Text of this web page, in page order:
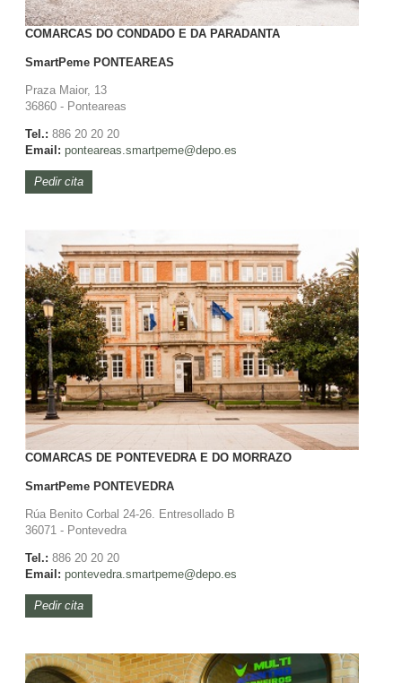
COMARCAS DO CONDADO E DA PARADANTA
SmartPemePONTEAREAS
Praza Maior, 13
36860 - Ponteareas
Tel.: 886 20 20 20
Email: ponteareas.smartpeme@depo.es
Pedir cita
COMARCAS DE PONTEVEDRA E DO MORRAZO
SmartPemePONTEVEDRA
Rúa Benito Corbal 24-26. Entresollado B
36071 - Pontevedra
Tel.: 886 20 20 20
Email: pontevedra.smartpeme@depo.es
Pedir cita